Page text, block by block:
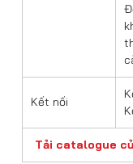
Kết nối
Tải catalogue